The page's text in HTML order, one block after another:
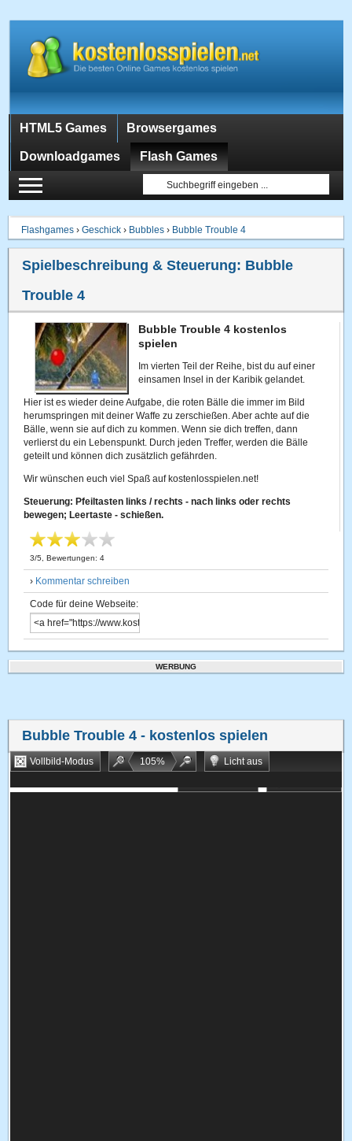
HTML5 Games Browsergames
Downloadgames Flash Games
Flashgames ›Geschick › Bubbles › Bubble Trouble 4
Spielbeschreibung & Steuerung: Bubble
Trouble 4
Bubble Trouble 4 kostenlos
spielen
Im vierten Teil der Reihe, bist du auf einer
einsamen Insel in der Karibik gelandet.
Hier ist es wieder deine Aufgabe, die roten Bälle die immer im Bild
herumspringen mit deiner Waffe zu zerschießen. Aber achte auf die
Bälle, wenn sie auf dich zu kommen. Wenn sie dich treffen, dann
verlierst du ein Lebenspunkt. Durch jeden Treffer, werden die Bälle
geteilt und können dich zusätzlich gefährden.
Wir wünschen euch viel Spaß auf kostenlosspielen.net!
Steuerung: Pfeiltasten links / rechts - nach links oder rechts
bewegen; Leertaste - schießen.
3/5 , Bewertungen:4
› Kommentar schreiben
Code für deine Webseite:
WERBUNG
Bubble Trouble 4 - kostenlos spielen
Vollbild-Modus 105%
Licht aus